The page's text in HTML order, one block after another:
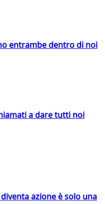
entrambe dentro di noi
a dare tutti noi
azione è solo una